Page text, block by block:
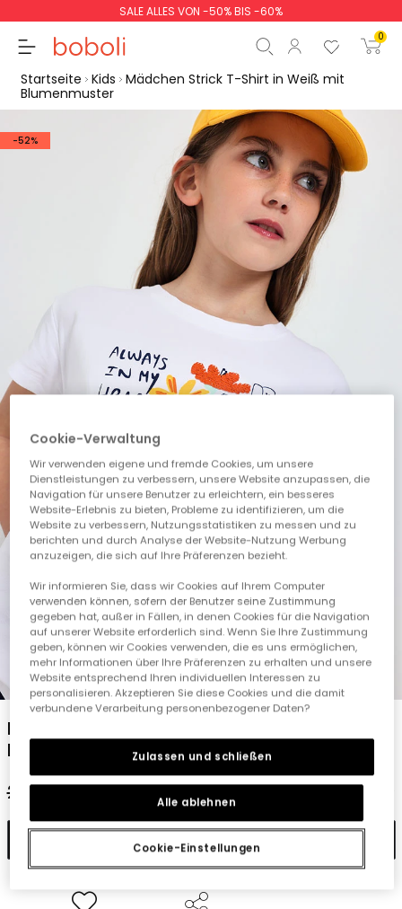
SALE ALLES VON -50% BIS -60%
0
0,00 €
0,00 €
Start der Bestellung
Startseite Kids Mädchen Strick T-Shirt in Weiß mit
Blumenmuster
-52%
1 2 3 4 5
Mädchen Strick T-Shirt in Weiß mit
Blumenmuster
22,95 € 10,95 €
In den Warenkorb
Cookie-Verwaltung
Wir verwenden eigene und fremde Cookies, um unsere
Dienstleistungen zu verbessern, unsere Website anzupassen, die
Navigation für unsere Benutzer zu erleichtern, ein besseres
Website-Erlebnis zu bieten, Probleme zu identifizieren, um die
Website zu verbessern, Nutzungsstatistiken zu messen und zu
berichten und durch Analyse der Website-Nutzung Werbung
anzuzeigen, die sich auf Ihre Präferenzen bezieht.
Wir informieren Sie, dass wir Cookies auf Ihrem Computer
verwenden können, sofern der Benutzer seine Zustimmung
gegeben hat, außer in Fällen, in denen Cookies für die Navigation
auf unserer Website erforderlich sind. Wenn Sie Ihre Zustimmung
geben, können wir Cookies verwenden, die es uns ermöglichen,
mehr Informationen über Ihre Präferenzen zu erhalten und unsere
Website entsprechend Ihren individuellen Interessen zu
personalisieren. Akzeptieren Sie diese Cookies und die damit
verbundene Verarbeitung personenbezogener Daten?
Cookie-Einstellungen
Alle ablehnen
Zulassen und schließen